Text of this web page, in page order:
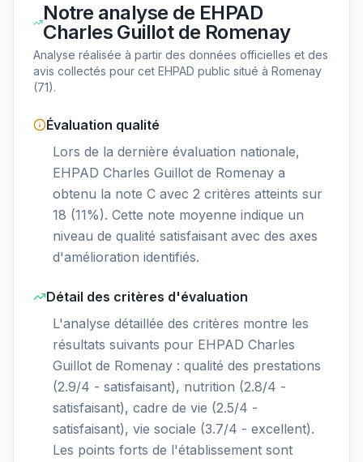
Notre analyse de EHPAD
Charles Guillot de Romenay
Analyse réalisée à partir des données officielles et des
avis collectés pour cet EHPAD public situé à Romenay
(71).
Évaluation qualité
Lors de la dernière évaluation nationale,
EHPAD Charles Guillot de Romenay a
obtenu la note C avec 2 critères atteints sur
18 (11%). Cette note moyenne indique un
niveau de qualité satisfaisant avec des axes
d'amélioration identifiés.
Détail des critères d'évaluation
L'analyse détaillée des critères montre les
résultats suivants pour EHPAD Charles
Guillot de Romenay : qualité des prestations
(2.9/4 - satisfaisant), nutrition (2.8/4 -
satisfaisant), cadre de vie (2.5/4 -
satisfaisant), vie sociale (3.7/4 - excellent).
Les points forts de l'établissement sont